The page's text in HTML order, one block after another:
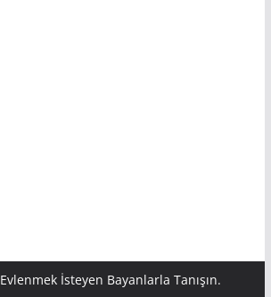
Evlenmek İsteyen Bayanlarla Tanışın.